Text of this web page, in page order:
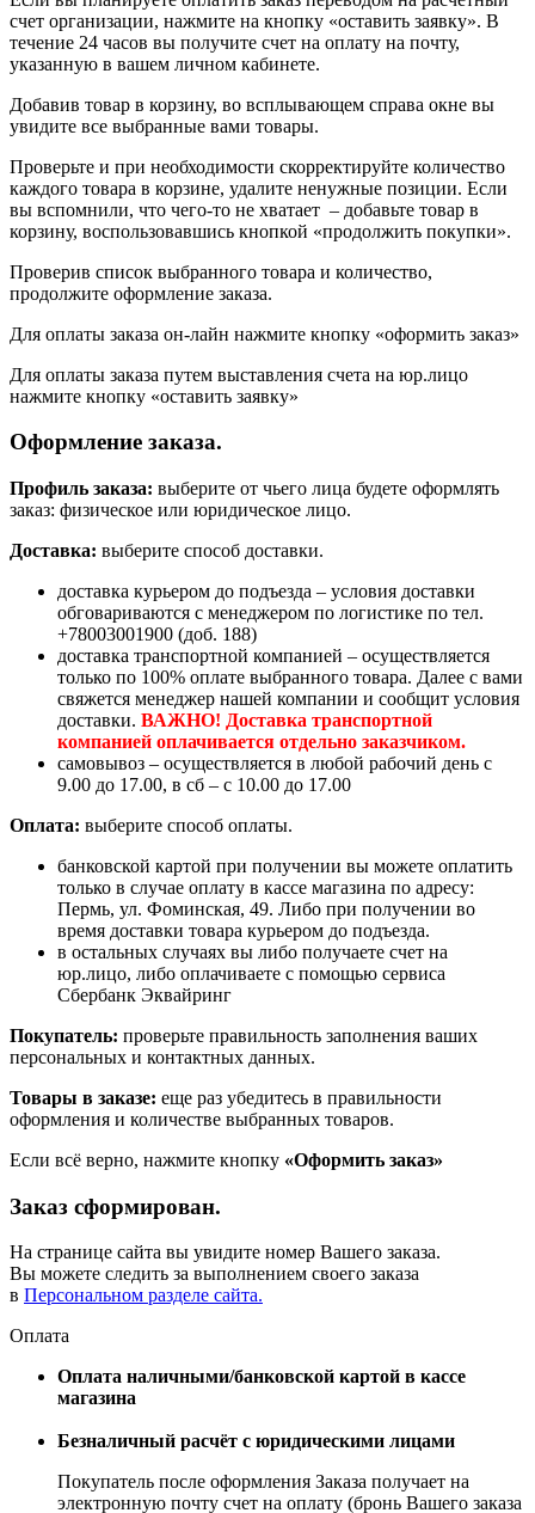
счет организации, нажмите на кнопку «оставить заявку». В
течение 24 часов вы получите счет на оплату на почту,
указанную в вашем личном кабинете.
Добавив товар в корзину, во всплывающем справа окне вы
увидите все выбранные вами товары.
Проверьте и при необходимости скорректируйте количество
каждого товара в корзине, удалите ненужные позиции. Если
вы вспомнили, что чего-то не хватает – добавьте товар в
корзину, воспользовавшись кнопкой «продолжить покупки».
Проверив список выбранного товара и количество,
продолжите оформление заказа.
Для оплаты заказа он-лайн нажмите кнопку «оформить заказ»
Для оплаты заказа путем выставления счета на юр.лицо
нажмите кнопку «оставить заявку»
Оформление заказа.
Профиль заказа: выберите от чьего лица будете оформлять
заказ: физическое или юридическое лицо.
Доставка: выберите способ доставки.
доставка курьером до подъезда – условия доставки
обговариваются с менеджером по логистике по тел.
+78003001900 (доб. 188)
доставка транспортной компанией – осуществляется
только по 100% оплате выбранного товара. Далее с вами
свяжется менеджер нашей компании и сообщит условия
доставки. ВАЖНО! Доставка транспортной
компанией оплачивается отдельно заказчиком.
самовывоз – осуществляется в любой рабочий день с
9.00 до 17.00, в сб – с 10.00 до 17.00
Оплата: выберите способ оплаты.
банковской картой при получении вы можете оплатить
только в случае оплату в кассе магазина по адресу:
Пермь, ул. Фоминская, 49. Либо при получении во
время доставки товара курьером до подъезда.
в остальных случаях вы либо получаете счет на
юр.лицо, либо оплачиваете с помощью сервиса
Сбербанк Эквайринг
Покупатель: проверьте правильность заполнения ваших
персональных и контактных данных.
Товары в заказе: еще раз убедитесь в правильности
оформления и количестве выбранных товаров.
Если всё верно, нажмите кнопку «Оформить заказ»
Заказ сформирован.
На странице сайта вы увидите номер Вашего заказа.
Вы можете следить за выполнением своего заказа
в Персональном разделе сайта.
Оплата
Оплата наличными/банковской картой в кассе
магазина
Безналичный расчёт с юридическими лицами
Покупатель после оформления Заказа получает на
электронную почту счет на оплату (бронь Вашего заказа